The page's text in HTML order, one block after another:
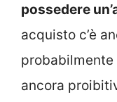
possedere
acquisto c’è
ancora